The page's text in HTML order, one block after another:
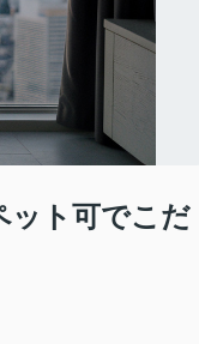
ット可でこだ